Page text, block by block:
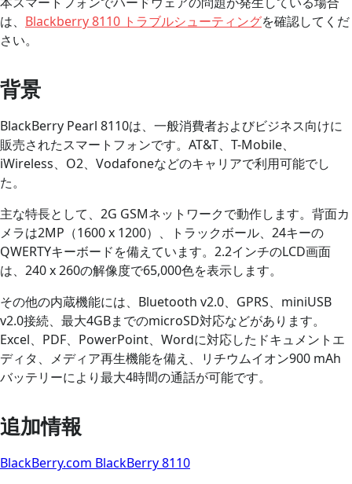
は、 Blackberry 8110 トラブルシューティングを確認してくだ
さい。
背景
BlackBerry Pearl 8110は、一般消費者およびビジネス向けに
販売されたスマートフォンです。AT&T、T-Mobile、
iWireless、O2、Vodafoneなどのキャリアで利用可能でし
た。
主な特長として、2G GSMネットワークで動作します。背面カ
メラは2MP（1600 x 1200）、トラックボール、24キーの
QWERTYキーボードを備えています。2.2インチのLCD画面
は、240 x 260の解像度で65,000色を表示します。
その他の内蔵機能には、Bluetooth v2.0、GPRS、miniUSB
v2.0接続、最大4GBまでのmicroSD対応などがあります。
Excel、PDF、PowerPoint、Wordに対応したドキュメントエ
ディタ、メディア再生機能を備え、リチウムイオン900 mAh
バッテリーにより最大4時間の通話が可能です。
追加情報
BlackBerry.com BlackBerry 8110